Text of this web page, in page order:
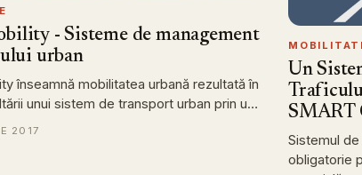
- Sisteme de management
urban
înseamnă mobilitatea urbană rezultată în
unui sistem de transport urban prin u…
2017
Un
SMART
Sistemul
obligatorie